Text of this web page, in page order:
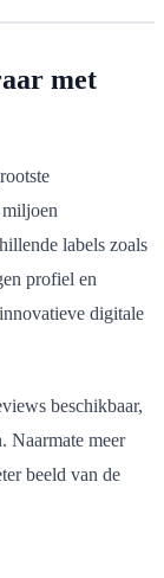
met
labels zoals
profiel en
digitale
beschikbaar,
Naarmate meer
beeld van de